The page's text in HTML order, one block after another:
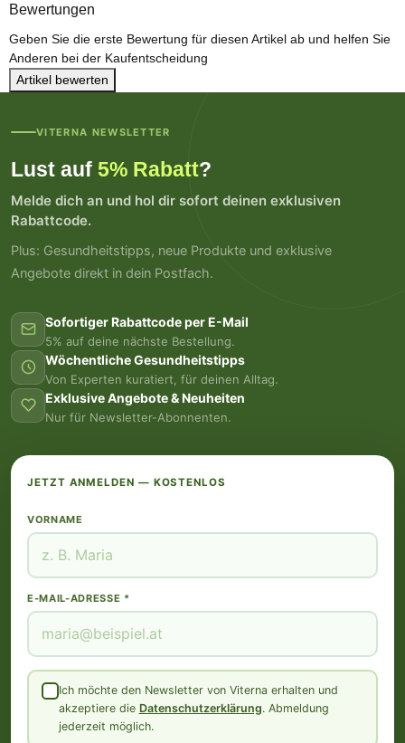
Bewertungen
Geben Sie die erste Bewertung für diesen Artikel ab und helfen Sie
Anderen bei der Kaufentscheidung
Artikel bewerten
VITERNA NEWSLETTER
Lust auf 5% Rabatt?
Melde dich an und hol dir sofort deinen exklusiven
Rabattcode.
Plus: Gesundheitstipps, neue Produkte und exklusive
Angebote direkt in dein Postfach.
Sofortiger Rabattcode per E-Mail
5% auf deine nächste Bestellung.
Wöchentliche Gesundheitstipps
Von Experten kuratiert, für deinen Alltag.
Exklusive Angebote & Neuheiten
Nur für Newsletter-Abonnenten.
JETZT ANMELDEN — KOSTENLOS
VORNAME
E-MAIL-ADRESSE *
Ich möchte den Newsletter von Viterna erhalten und
akzeptiere die Datenschutzerklärung. Abmeldung
jederzeit möglich.